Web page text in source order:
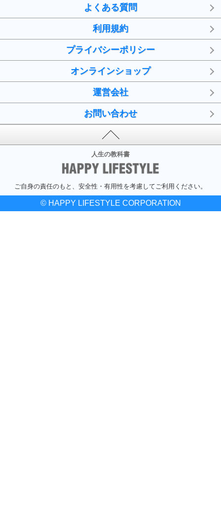
よくある質問
利用規約
プライバシーポリシー
オンラインショップ
運営会社
お問い合わせ
人生の教科書
ご自身の責任のもと、安全性・有用性を考慮してご利用ください。
© HAPPY LIFESTYLE CORPORATION